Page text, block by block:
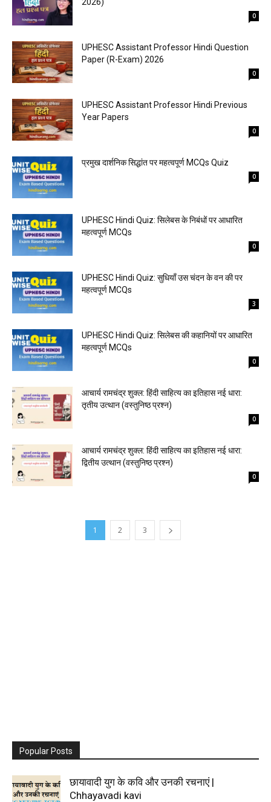
0
UPHESC Assistant Professor Hindi Question
Paper (R-Exam) 2026
0
UPHESC Assistant Professor Hindi Previous
Year Papers
0
प्रमुख दार्शनिक सिद्धांत पर महत्वपूर्ण MCQs Quiz
0
UPHESC Hindi Quiz: सिलेबस के निबंधों पर आधारित
महत्वपूर्ण MCQs
0
UPHESC Hindi Quiz: सुधियाँ उस चंदन के वन की पर
महत्वपूर्ण MCQs
3
UPHESC Hindi Quiz: सिलेबस की कहानियों पर आधारित
महत्वपूर्ण MCQs
0
आचार्य रामचंद्र शुक्ल: हिंदी साहित्य का इतिहास नई धारा:
तृतीय उत्थान (वस्तुनिष्ठ प्रश्न)
0
आचार्य रामचंद्र शुक्ल: हिंदी साहित्य का इतिहास नई धारा:
द्वितीय उत्थान (वस्तुनिष्ठ प्रश्न)
0
1 2 3
Popular Posts
छायावादी युग के कवि और उनकी रचनाएं |
Chhayavadi kavi